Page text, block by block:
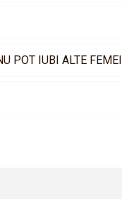
POT IUBI ALTE FEMEI